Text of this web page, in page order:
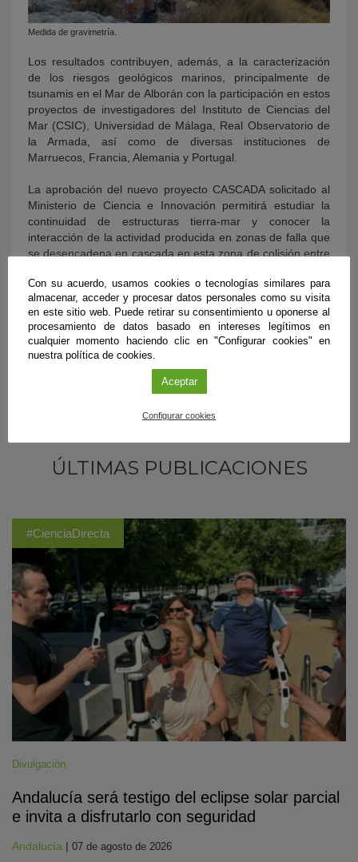
Medida de gravimetría.
Los resultados contribuyen, además, a la caracterización
de los riesgos geológicos marinos, principalmente de
tsunamis en el Mar de Alborán con la participación en estos
proyectos de investigadores del Instituto de Ciencias del
Mar (CSIC), Universidad de Málaga, Real Observatorio de
la Armada, así como de diversas instituciones de
Marruecos, Francia, Alemania y Portugal.
La aprobación del nuevo proyecto CASCADA solicitado al
Ministerio de Ciencia e Innovación permitirá estudiar la
continuidad de estructuras tierra-mar y conocer la
interacción de la actividad producida en zonas de falla que
se desencadena en cascada en esta zona de colisión entre
ÚLTIMAS PUBLICACIONES
#CienciaDirecta
Divulgación
Andalucía será testigo del eclipse solar parcial
e invita a disfrutarlo con seguridad
Andalucía | 07 de agosto de 2026
Con su acuerdo, usamos cookies o tecnologías similares para
almacenar, acceder y procesar datos personales como su visita
en este sitio web. Puede retirar su consentimiento u oponerse al
procesamiento de datos basado en intereses legítimos en
cualquier momento haciendo clic en "Configurar cookies" en
nuestra política de cookies.
Aceptar
Configurar cookies